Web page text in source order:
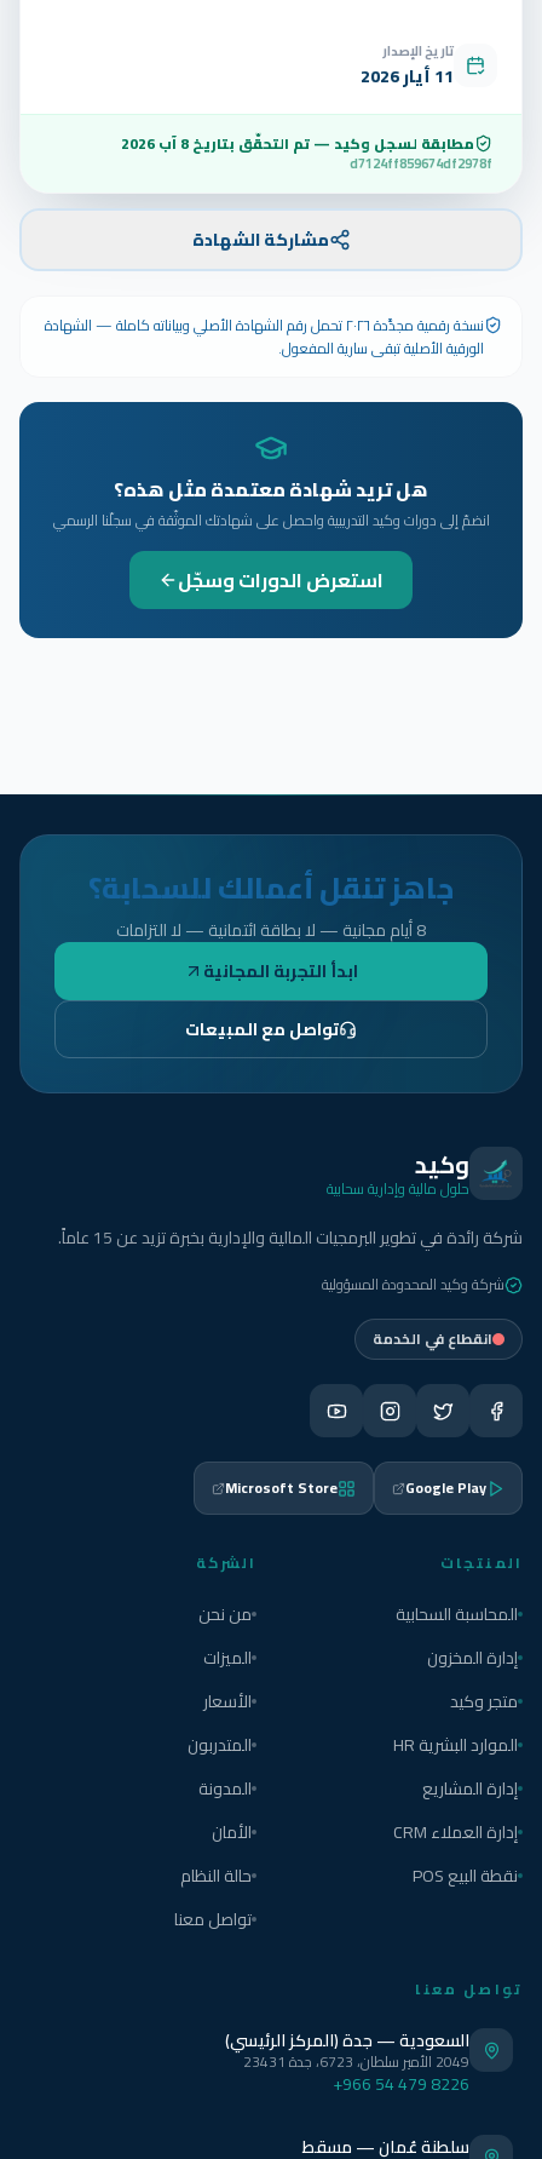
تاريخ الإصدار
11 أيار 2026
مطابقة لسجل وكيد — تم التحقّق بتاريخ8 آب 2026
d7124ff859674df2978f
مشاركة الشهادة
نسخة رقمية مجدَّدة ٢٠٢٦ تحمل رقم الشهادة الأصلي وبياناته كاملة — الشهادة
الورقية الأصلية تبقى سارية المفعول.
هل تريد شهادة معتمدة مثل هذه؟
انضمّ إلى دورات وكيد التدريبية واحصل على شهادتك الموثّقة في سجلّنا الرسمي
استعرض الدورات وسجّل
جاهز تنقل أعمالك للسحابة؟
8 أيام مجانية — لا بطاقة ائتمانية — لا التزامات
ابدأ التجربة المجانية
تواصل مع المبيعات
وكيد
حلول مالية وإدارية سحابية
شركة رائدة في تطوير البرمجيات المالية والإدارية بخبرة تزيد عن 15 عاماً.
شركة وكيد المحدودة المسؤولية
انقطاع في الخدمة
Google Play
Microsoft Store
المنتجات
المحاسبة السحابية
إدارة المخزون
متجر وكيد
الموارد البشرية HR
إدارة المشاريع
إدارة العملاء CRM
نقطة البيع POS
الشركة
من نحن
الميزات
الأسعار
المتدربون
المدونة
الأمان
حالة النظام
تواصل معنا
تواصل معنا
السعودية — جدة (المركز الرئيسي)
2049 الأمير سلطان، 6723، جدة 23431
+966 54 479 8226
سلطنة عُمان — مسقط